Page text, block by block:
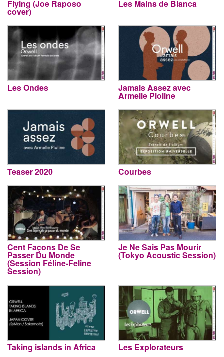
Flying (Joe Raposo
cover)
Les Mains de Bianca
Les Ondes Jamais Assez avec
Armelle Pioline
Teaser 2020 Courbes
Cent Façons De Se
Passer Du Monde
(Session Féline-Feline
Session)
Je Ne Sais Pas Mourir
(Tokyo Acoustic Session)
Taking islands in Africa Les Explorateurs